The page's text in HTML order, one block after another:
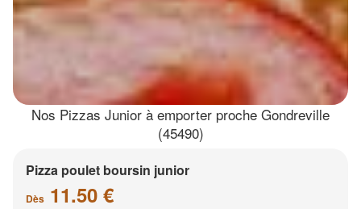
Nos Pizzas Junior à emporter proche Gondreville
(45490)
Pizza poulet boursin junior
Dès 11.50 €